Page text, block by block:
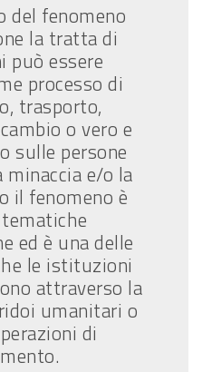
del fenomeno
la tratta di
può essere
processo di
trasporto,
o vero e
sulle persone
e/o la
il fenomeno è
ed è una delle
le istituzioni
attraverso la
umanitari o
di